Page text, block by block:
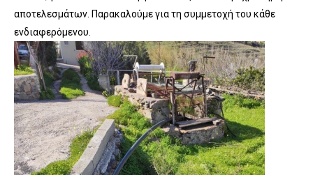
αποτελεσμάτων. Παρακαλούμε για τη συμμετοχή του κάθε
ενδιαφερόμενου.